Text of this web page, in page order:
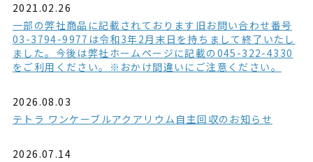
2021.02.26
一部の弊社商品に記載されております旧お問い合わせ番号
03-3794-9977は令和3年2月末日を持ちまして終了いたし
ました。今後は弊社ホームページに記載の045-322-4330
をご利用ください。※おかけ間違いにご注意ください。
2026.08.03
テトラ ワンケーブルアクアリウム自主回収のお知らせ
2026.07.14